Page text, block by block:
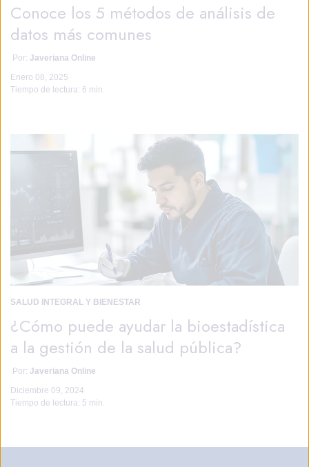
Conoce los 5 métodos de análisis de
datos más comunes
Por: Javeriana Online
Enero 08, 2025
Tiempo de lectura: 6 min.
SALUD INTEGRAL Y BIENESTAR
¿Cómo puede ayudar la bioestadística
a la gestión de la salud pública?
Por: Javeriana Online
Diciembre 09, 2024
Tiempo de lectura: 5 min.